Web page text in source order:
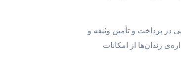
در پرداخت و تأمین وثیقه و
زندان‌ها از امکانات